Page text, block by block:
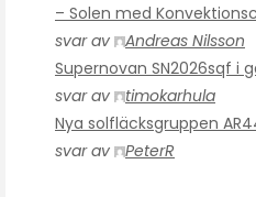
– Solen med
svar av
Andreas Nilsson
Supernovan SN2026sqf i
svar av
timokarhula
Nya solfläcksgruppen
svar av
PeterR